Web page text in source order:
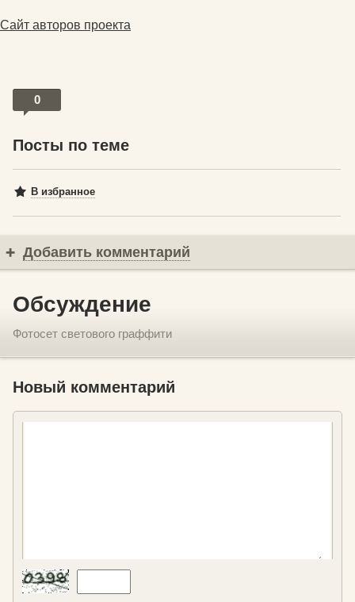
Сайт авторов проекта
0
Посты по теме
В избранное
Добавить комментарий
Обсуждение
Фотосет светового граффити
Новый комментарий